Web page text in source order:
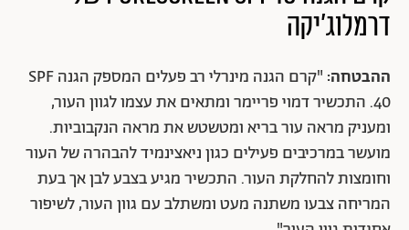
דרמלוג'יקה
ההבטחה:
"קרם הגנה מינרלי רב פעלים המספק הגנה SPF
40. התכשיר דמוי פריימר ומתאים את עצמו לגוון העור,
ומעניק מראה עור בריא ומטשטש את מראה הנקבוביות.
מועשר במרכיבים פעילים כגון ניאצינמיד להבהרה של העור
וחומצות להחלקת העור. התכשיר מגיע בצבע לבן אך בעת
המריחה צבעו משתנה מעט ומשתלב עם גוון העור, לשיפור